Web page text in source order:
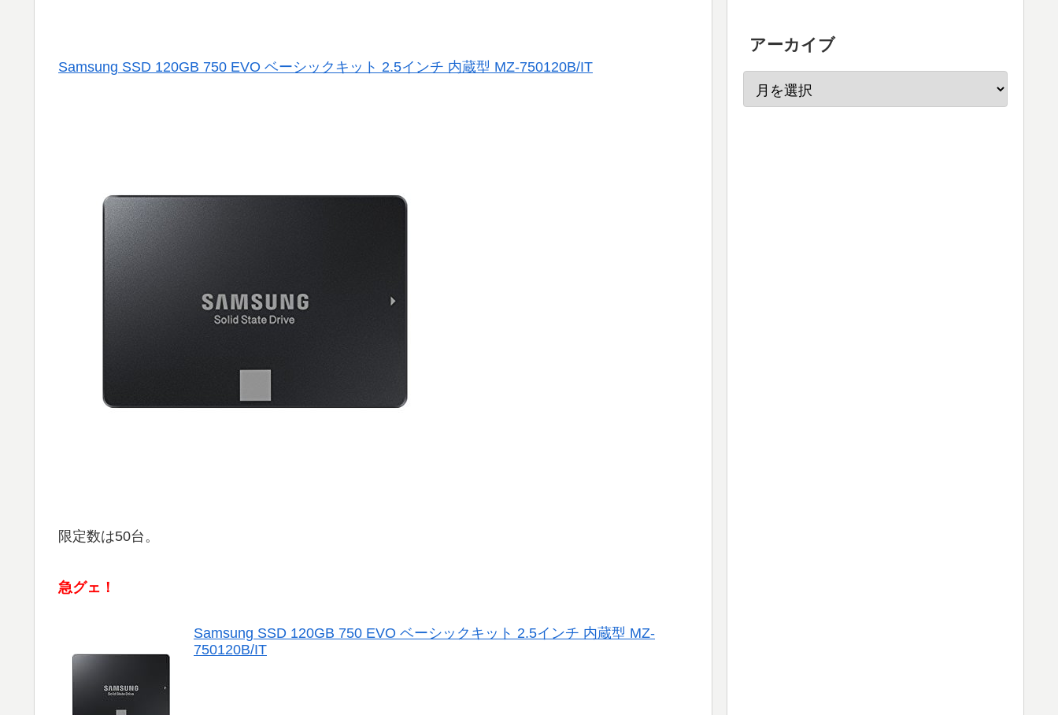
Samsung SSD 120GB 750 EVO ベーシックキット 2.5インチ 内蔵型 MZ-750120B/IT
限定数は50台。
急グェ！
Samsung SSD 120GB 750 EVO ベーシックキット 2.5インチ 内蔵型 MZ-
750120B/IT
アーカイブ